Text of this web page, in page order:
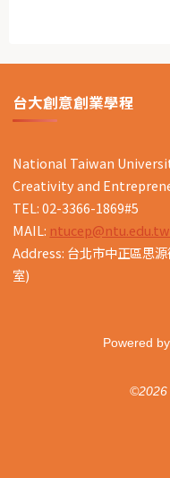
台大創意創業學程
National Taiwan
Creativity and
TEL: 02-3366-1869#5
MAIL: ntucep@ntu.edu.tw
Address: 台北市中正區思
室)
Powered by
©2026